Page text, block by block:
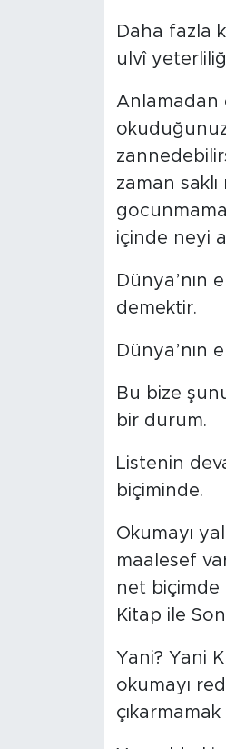
Daha fazla
ulvî
Anlamadan
zaman
içinde neyi
Dünya’nın
demektir.
Dünya’nın
Bu bize
bir durum.
Listenin
biçiminde.
Okumayı
maalesef
net biçimde
Kitap ile
Yani? Yani
okumayı